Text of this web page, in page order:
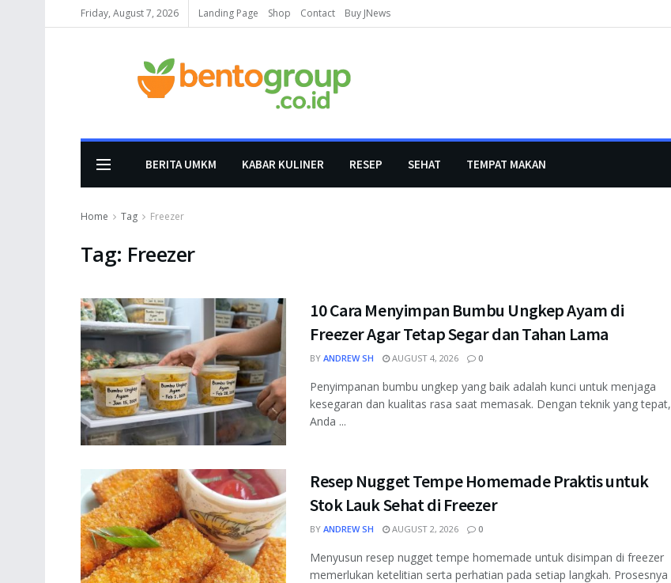
Friday, August 7, 2026 Landing Page Shop Contact Buy JNews
BERITA UMKM KABAR KULINER RESEP SEHAT TEMPAT MAKAN
Home Tag Freezer
Tag: Freezer
10 Cara Menyimpan Bumbu Ungkep Ayam di
Freezer Agar Tetap Segar dan Tahan Lama
BY ANDREW SH AUGUST 4, 2026 0
Penyimpanan bumbu ungkep yang baik adalah kunci untuk menjaga
kesegaran dan kualitas rasa saat memasak. Dengan teknik yang tepat,
Anda ...
Resep Nugget Tempe Homemade Praktis untuk
Stok Lauk Sehat di Freezer
BY ANDREW SH AUGUST 2, 2026 0
Menyusun resep nugget tempe homemade untuk disimpan di freezer
memerlukan ketelitian serta perhatian pada setiap langkah. Prosesnya